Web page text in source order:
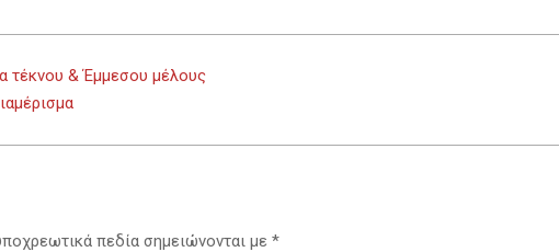
τέκνου & Έμμεσου μέλους
πεδία σημειώνονται με *